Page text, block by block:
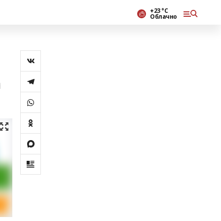
+23 °С
Облачно